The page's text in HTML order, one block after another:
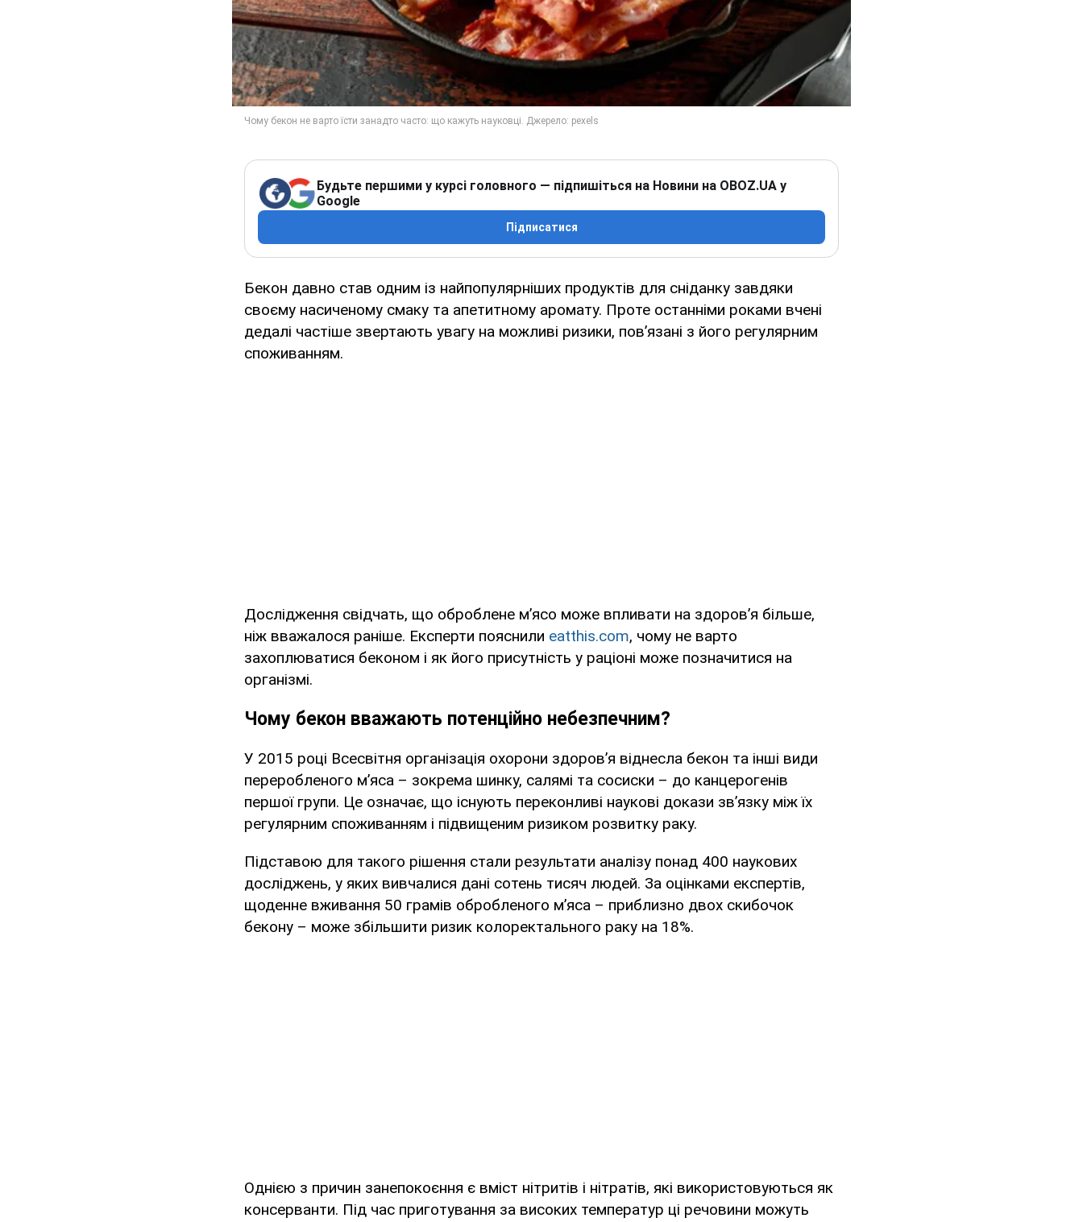
Будьте першими у курсі головного — підпишіться на Новини на OBOZ.UA у
Google
Підписатися
Бекон давно став одним із найпопулярніших продуктів для сніданку завдяки
своєму насиченому смаку та апетитному аромату. Проте останніми роками вчені
дедалі частіше звертають увагу на можливі ризики, пов’язані з його регулярним
споживанням.
Дослідження свідчать, що оброблене м’ясо може впливати на здоров’я більше,
ніж вважалося раніше. Експерти пояснили eatthis.com, чому не варто
захоплюватися беконом і як його присутність у раціоні може позначитися на
організмі.
Чому бекон вважають потенційно небезпечним?
У 2015 році Всесвітня організація охорони здоров’я віднесла бекон та інші види
переробленого м’яса – зокрема шинку, салямі та сосиски – до канцерогенів
першої групи. Це означає, що існують переконливі наукові докази зв’язку між їх
регулярним споживанням і підвищеним ризиком розвитку раку.
Підставою для такого рішення стали результати аналізу понад 400 наукових
досліджень, у яких вивчалися дані сотень тисяч людей. За оцінками експертів,
щоденне вживання 50 грамів обробленого м’яса – приблизно двох скибочок
бекону – може збільшити ризик колоректального раку на 18%.
Однією з причин занепокоєння є вміст нітритів і нітратів, які використовуються як
консерванти. Під час приготування за високих температур ці речовини можуть